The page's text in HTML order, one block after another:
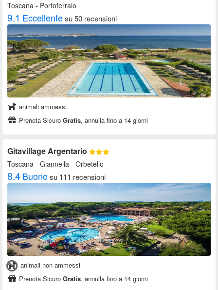
Toscana - Portoferraio
9.1 Eccellentesu 50 recensioni
animali ammessi
Prenota Sicuro Gratis, annulla fino a 14 giorni
Gitavillage Argentario
Toscana - Giannella - Orbetello
8.4Buonosu 111 recensioni
animali non ammessi
Prenota Sicuro Gratis, annulla fino a 14 giorni